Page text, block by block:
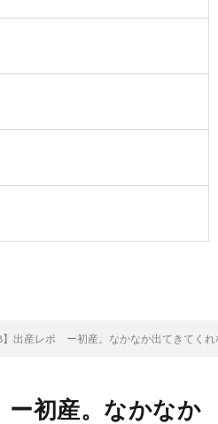
8】出産レポ ー初産。なかなか出てきてく
初産。なかなか